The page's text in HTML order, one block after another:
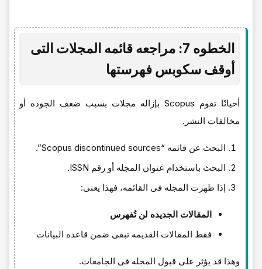
الخطوه 7: مراجعه قائمه المجلات التی
أوقف سکوبس فهرستها
أحیانًا تقوم Scopus بإزاله مجلات بسبب ضعف الجوده أو
مخالفات النشر.
البحث عن قائمه “Scopus discontinued sources”.
البحث باستخدام عنوان المجله أو رقم ISSN.
إذا ظهرت المجله فی القائمه، فهذا یعنی:
المقالات الجدیده لن تُفهرس
فقط المقالات القدیمه تبقى ضمن قاعده البیانات
وهذا قد یؤثر على قبول المجله فی الجامعات.